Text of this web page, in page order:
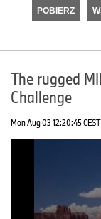
seconds
POBIERZ
The rugged
Challenge
Mon Aug 03 12:20:45